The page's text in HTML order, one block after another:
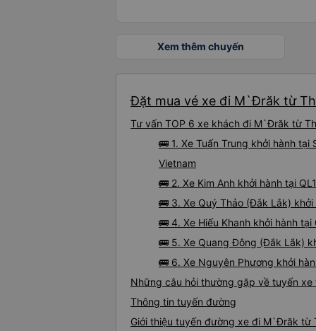
Xem thêm chuyến
Đặt mua vé xe đi M`Đrăk từ
Tư vấn TOP 6 xe khách đi M`Đrăk từ
🚌 1. Xe Tuấn Trung khởi hành
Vietnam
🚌 2. Xe Kim Anh khởi hành tại
🚌 3. Xe Quý Thảo (Đắk Lắk)
🚌 4. Xe Hiếu Khanh khởi hành
🚌 5. Xe Quang Đông (Đắk Lắk)
🚌 6. Xe Nguyên Phương khởi
Những câu hỏi thường gặp về tuyến
Thông tin tuyến đường
Giới thiệu tuyến đường xe đi M`Đrăk từ